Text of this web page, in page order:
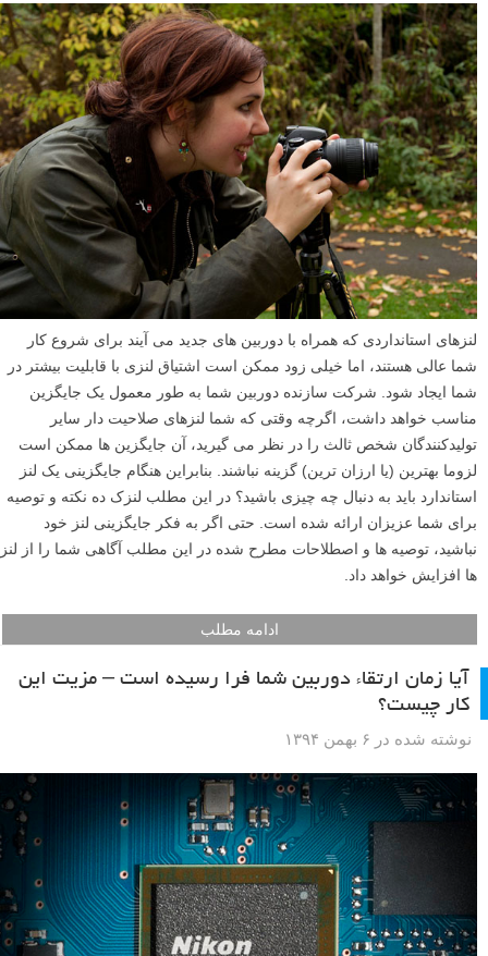
لنزهای استانداردی که همراه با دوربین های جدید می آیند برای شروع کار
شما عالی هستند، اما خیلی زود ممکن است اشتیاق لنزی با قابلیت بیشتر در
شما ایجاد شود. شرکت سازنده دوربین شما به طور معمول یک جایگزین
مناسب خواهد داشت، اگرچه وقتی که شما لنزهای صلاحیت دار سایر
تولیدکنندگان شخص ثالث را در نظر می گیرید، آن جایگزین ها ممکن است
لزوما بهترین (یا ارزان ترین) گزینه نباشند. بنابراین هنگام جایگزینی یک لنز
استاندارد باید به دنبال چه چیزی باشید؟ در این مطلب لنزک ده نکته و توصیه
برای شما عزیزان ارائه شده است. حتی اگر به فکر جایگزینی لنز خود
نباشید، توصیه ها و اصطلاحات مطرح شده در این مطلب آگاهی شما را از لنز
ها افزایش خواهد داد.
ادامه مطلب
آیا زمان ارتقاء دوربین شما فرا رسیده است – مزیت این
کار چیست؟
نوشته شده در ۶ بهمن ۱۳۹۴